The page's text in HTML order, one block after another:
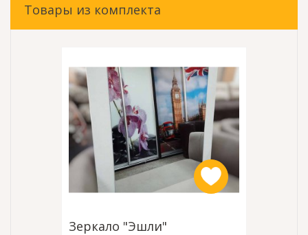
Товары из комплекта
Зеркало "Эшли"